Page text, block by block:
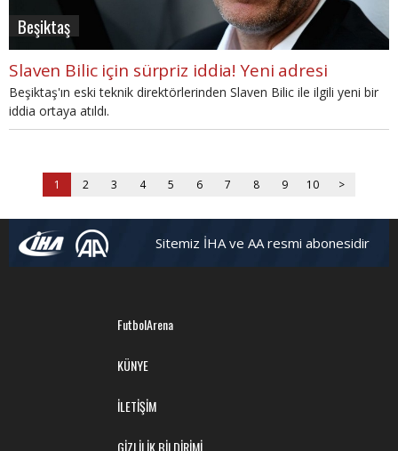
Beşiktaş
Slaven Bilic için sürpriz iddia! Yeni adresi
Beşiktaş'ın eski teknik direktörlerinden Slaven Bilic ile ilgili yeni bir
iddia ortaya atıldı.
1 2 3 4 5 6 7 8 9 10 >
Sitemiz İHA ve AA resmi abonesidir
FutbolArena
KÜNYE
İLETİŞİM
GİZLİLİK BİLDİRİMİ